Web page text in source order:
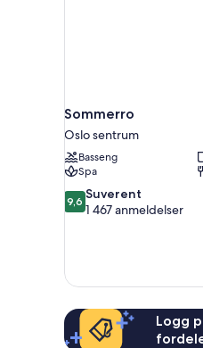
Sommerro
Oslo sentrum
Basseng
Spa
9.6
av
anmeldelser
9,6 Suverent
1 467 anmeldelser
Logg